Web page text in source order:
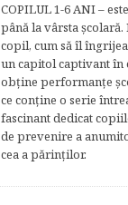
COPILUL 1-6 ANI –
până la vârsta
copil, cum să îl
un capitol captivant în
obţine performanţe
ce conţine o serie
fascinant dedicat
de prevenire a
cea a părinţilor.